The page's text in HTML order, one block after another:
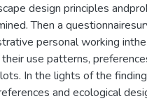
design principles
Then a
personal working inthe
use patterns,
In the lights of the
and ecological